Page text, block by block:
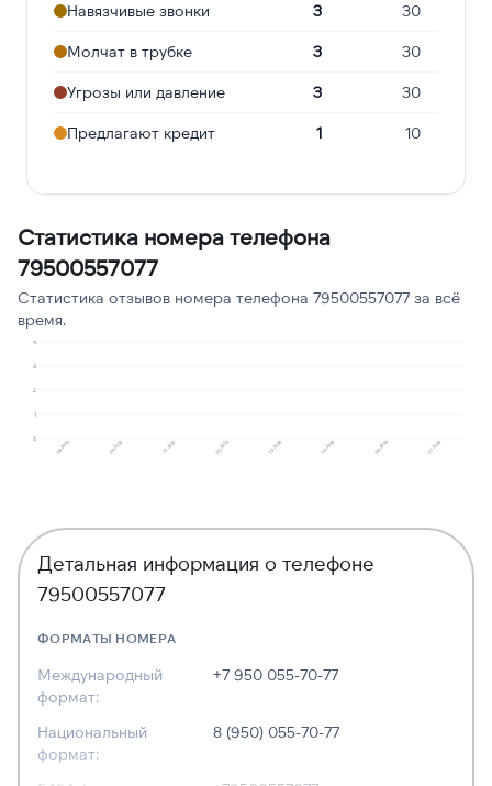
Навязчивые звонки 3 30
Молчат в трубке 3 30
Угрозы или давление 3 30
Предлагают кредит 1 10
Статистика номера телефона
79500557077
Статистика отзывов номера телефона 79500557077 за всё
время.
0
1
2
3
4
08.2025 09.2025 12.2025 02.2026 03.2026 04.2026 06.2026 07.2026
Детальная информация о телефоне
79500557077
ФОРМАТЫ НОМЕРА
Международный
формат:
+7 950 055-70-77
Национальный
формат:
8 (950) 055-70-77